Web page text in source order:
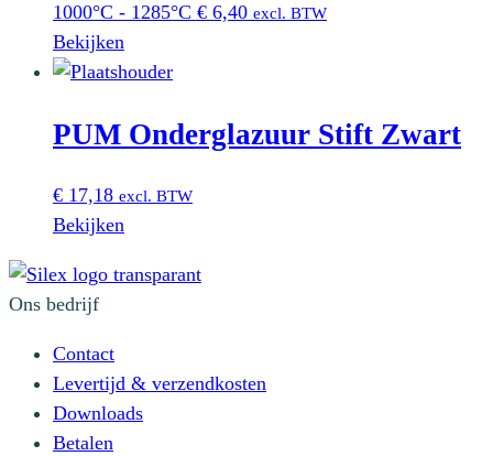
1000°C - 1285°C € 6,40 excl. BTW
Bekijken
PUM Onderglazuur Stift Zwart
€ 17,18 excl. BTW
Bekijken
Ons bedrijf
Contact
Levertijd & verzendkosten
Downloads
Betalen